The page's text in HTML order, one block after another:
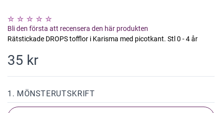
Bli den första att recensera den här produkten
Rätstickade DROPS tofflor i Karisma med picotkant. Stl 0 - 4 år
35 kr
1. MÖNSTERUTSKRIFT